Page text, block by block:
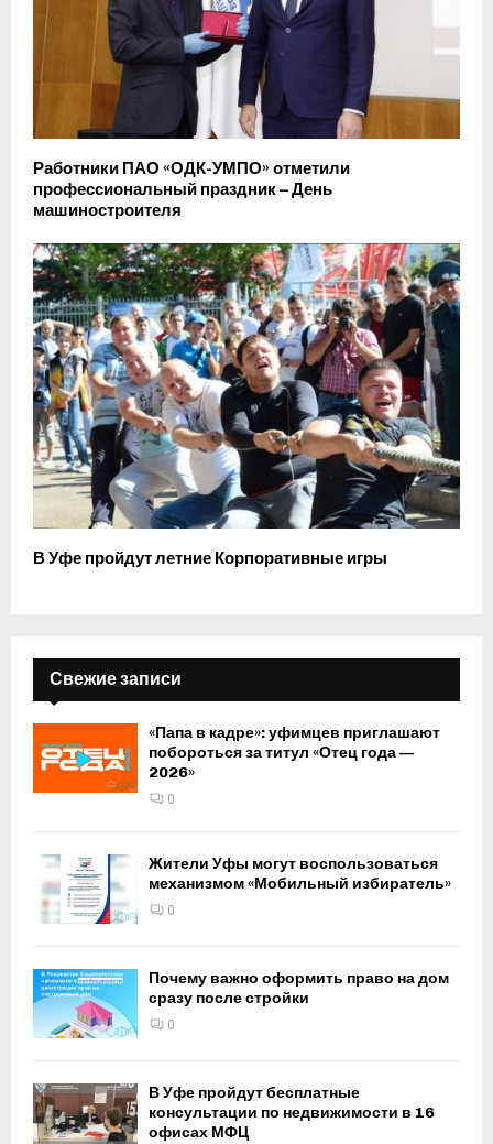
Работники ПАО «ОДК-УМПО» отметили
профессиональный праздник – День
машиностроителя
В Уфе пройдут летние Корпоративные игры
Свежие записи
«Папа в кадре»: уфимцев приглашают
побороться за титул «Отец года —
2026»
0
Жители Уфы могут воспользоваться
механизмом «Мобильный избиратель»
0
Почему важно оформить право на дом
сразу после стройки
0
В Уфе пройдут бесплатные
консультации по недвижимости в 16
офисах МФЦ